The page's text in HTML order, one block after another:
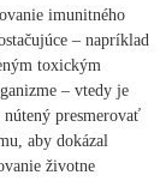
imunitného
– napríklad
toxickým
– vtedy je
presmerovať
aby dokázal
životne